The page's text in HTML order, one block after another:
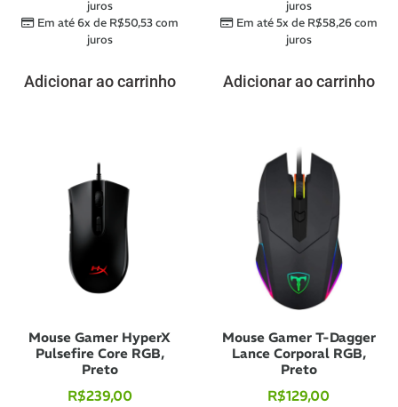
juros
Em até 6x de R$50,53com
juros
Adicionar ao carrinho
juros
Em até 5x de R$58,26com
juros
Adicionar ao carrinho
Mouse Gamer HyperX
Pulsefire Core RGB,
Preto
R$239,00
Mouse Gamer T-Dagger
Lance Corporal RGB,
Preto
R$129,00